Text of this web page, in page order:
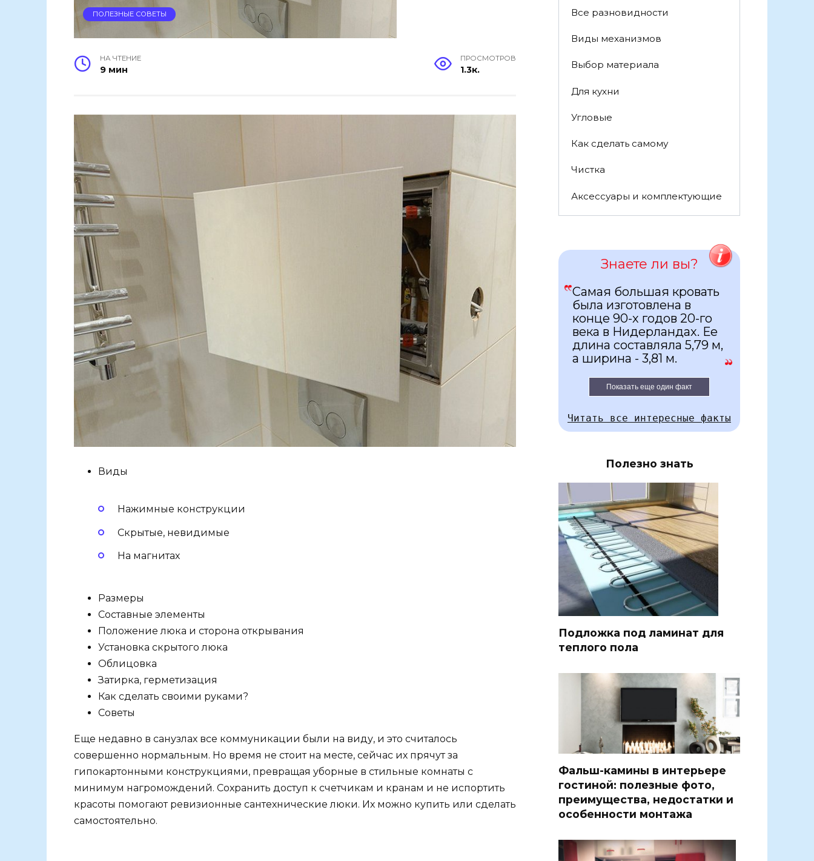
ПОЛЕЗНЫЕ СОВЕТЫ
НА ЧТЕНИЕ
9 мин
ПРОСМОТРОВ
1.3к.
Виды
Нажимные конструкции
Скрытые, невидимые
На магнитах
Размеры
Составные элементы
Положение люка и сторона открывания
Установка скрытого люка
Облицовка
Затирка, герметизация
Как сделать своими руками?
Советы
Еще недавно в санузлах все коммуникации были на виду, и это считалось
совершенно нормальным. Но время не стоит на месте, сейчас их прячут за
гипокартонными конструкциями, превращая уборные в стильные комнаты с
минимум нагромождений. Сохранить доступ к счетчикам и кранам и не испортить
красоты помогают ревизионные сантехнические люки. Их можно купить или сделать
самостоятельно.
Все разновидности
Виды механизмов
Выбор материала
Для кухни
Угловые
Как сделать самому
Чистка
Аксессуары и комплектующие
Знаете ли вы?
Самая большая кровать
была изготовлена в
конце 90-х годов 20-го
века в Нидерландах. Ее
длина составляла 5,79 м,
а ширина - 3,81 м.
Показать еще один факт
Читать все интересные факты
Полезно знать
Подложка под ламинат для
теплого пола
Фальш-камины в интерьере
гостиной: полезные фото,
преимущества, недостатки и
особенности монтажа